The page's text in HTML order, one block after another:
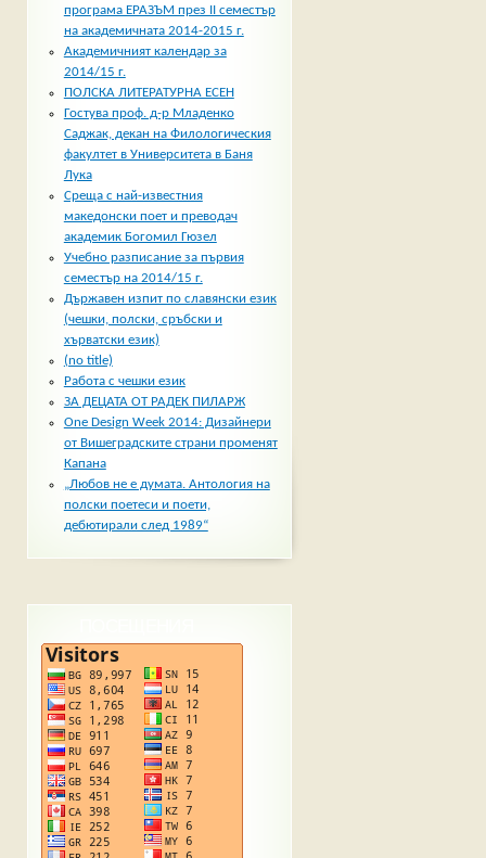
програма ЕРАЗЪМ през II семестър
на академичната 2014-2015 г.
Академичният календар за
2014/15 г.
ПОЛСКА ЛИТЕРАТУРНА ЕСЕН
Гостува проф. д-р Младенко
Саджак, декан на Филологическия
факултет в Университета в Баня
Лука
Среща с най-известния
македонски поет и преводач
академик Богомил Гюзел
Учебно разписание за първия
семестър на 2014/15 г.
Държавен изпит по славянски език
(чешки, полски, сръбски и
хърватски език)
(no title)
Работа с чешки език
ЗА ДЕЦАТА ОТ РАДЕК ПИЛАРЖ
One Design Week 2014: Дизайнери
от Вишеградските страни променят
Капана
„Любов не е думата. Антология на
полски поетеси и поети,
дебютирали след 1989“